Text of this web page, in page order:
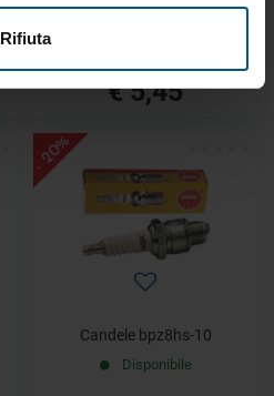
Rifiuta
Disponibile
€ 7,78
€ 5,45
- 20%
Candele bpz8hs-10
Disponibile